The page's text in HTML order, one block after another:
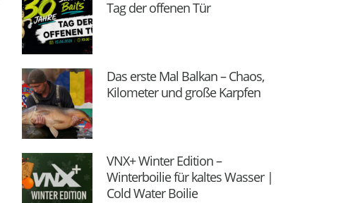
Tag der offenen Tür
Das erste Mal Balkan – Chaos,
Kilometer und große Karpfen
VNX+ Winter Edition –
Winterboilie für kaltes Wasser |
Cold Water Boilie